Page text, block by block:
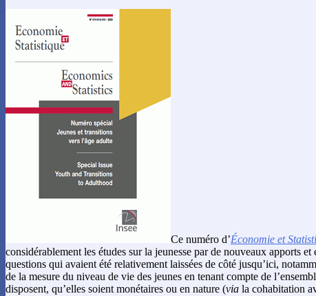
Ce numéro d’Économie et
considérablement les études sur la jeunesse par de nouveaux apports
questions qui avaient été relativement laissées de côté jusqu’ici,
de la mesure du niveau de vie des jeunes en tenant compte de
disposent, qu’elles soient monétaires ou en nature (via la cohabitation